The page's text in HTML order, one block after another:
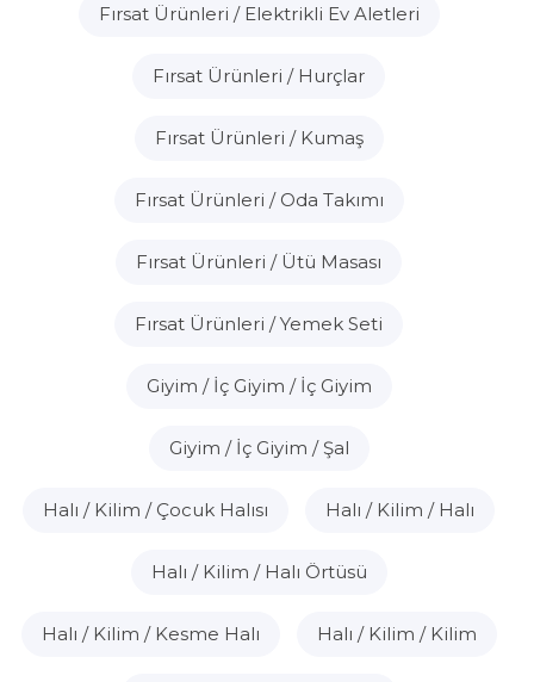
Fırsat Ürünleri / Elektrikli Ev Aletleri
Fırsat Ürünleri / Hurçlar
Fırsat Ürünleri / Kumaş
Fırsat Ürünleri / Oda Takımı
Fırsat Ürünleri / Ütü Masası
Fırsat Ürünleri / Yemek Seti
Giyim / İç Giyim / İç Giyim
Giyim / İç Giyim / Şal
Halı / Kilim / Çocuk Halısı Halı / Kilim / Halı
Halı / Kilim / Halı Örtüsü
Halı / Kilim / Kesme Halı Halı / Kilim / Kilim